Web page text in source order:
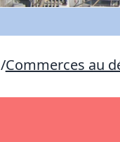
/Commerces au